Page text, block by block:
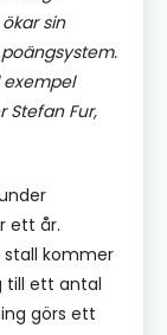
sin
Stefan Fur,
ett år.
kommer
till ett antal
görs ett